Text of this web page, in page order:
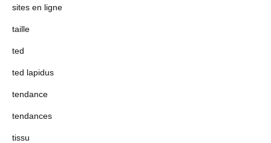
sites en ligne
taille
ted
ted lapidus
tendance
tendances
tissu